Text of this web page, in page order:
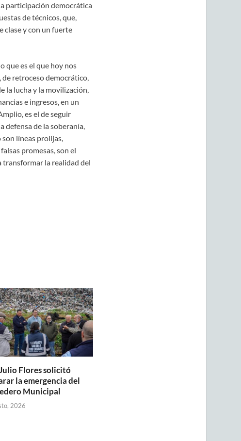
participación democrática
de técnicos, que,
clase y con un fuerte
que es el que hoy nos
de retroceso democrático,
la lucha y la movilización,
e ingresos, en un
es el de seguir
defensa de la soberanía,
líneas prolijas,
promesas, son el
transformar la realidad del
Flores solicitó
la emergencia del
Municipal
2026